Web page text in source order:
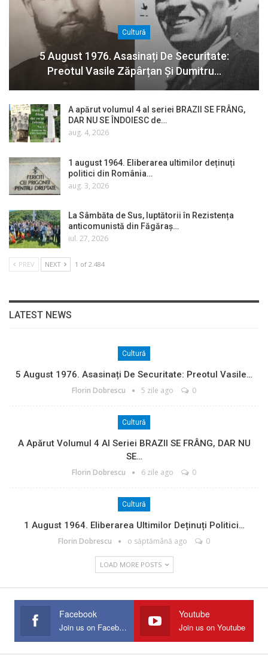
Cultură
5 August 1976. Asasinați De Securitate:
Preotul Vasile Zăpârțan Și Dumitru…
A apărut volumul 4 al seriei BRAZII SE FRÂNG,
DAR NU SE ÎNDOIESC de…
aug. 4, 2026
1 august 1964. Eliberarea ultimilor deținuți
politici din România…
aug. 3, 2026
La Sâmbăta de Sus, luptătorii în Rezistența
anticomunistă din Făgăraș…
iul. 27, 2026
PREV NEXT 1 of 2.484
LATEST NEWS
Cultură
5 August 1976. Asasinați De Securitate: Preotul Vasile…
Florin Dobrescu 5 zile ago 0
Cultură
A Apărut Volumul 4 Al Seriei BRAZII SE FRÂNG, DAR NU
SE…
Florin Dobrescu 6 zile ago 0
Cultură
1 August 1964. Eliberarea Ultimilor Deținuți Politici…
Florin Dobrescu o săptămână ago 0
LOAD MORE POSTS
Facebook
Join us on Facebook
Youtube
Join us on Youtube